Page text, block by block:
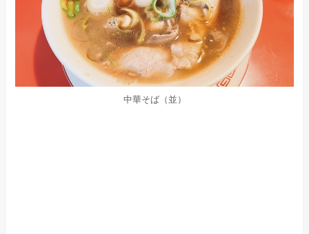
中華そば（並）